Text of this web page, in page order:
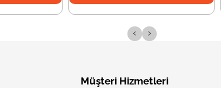
‹ ›
Müşteri Hizmetleri